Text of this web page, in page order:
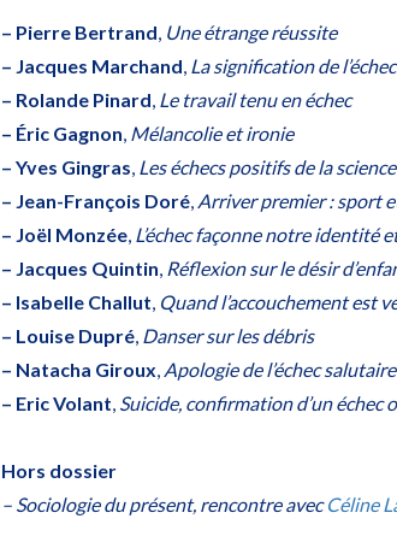
– Pierre Bertrand Une étrange réussite
– Jacques Marchand La signification de l’échec
– Rolande Pinard Le travail tenu en échec
– Éric Gagnon Mélancolie et ironie
– Yves Gingras Les échecs positifs de la science
– Jean-François Doré Arriver premier : sport
– Joël Monzée L’échec façonne notre identité
– Jacques Quintin Réflexion sur le désir
– Isabelle Challut Quand l’accouchement est
– Louise Dupré Danser sur les débris
– Natacha Giroux Apologie de l’échec salutaire
– Eric Volant Suicide, confirmation d’un échec
Hors dossier
– Sociologie du présent, rencontre avecCéline